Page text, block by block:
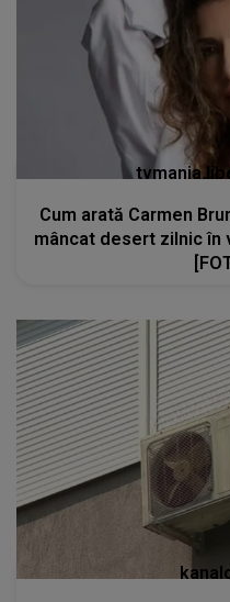
Cum arată Carmen
mâncat desert zilnic în